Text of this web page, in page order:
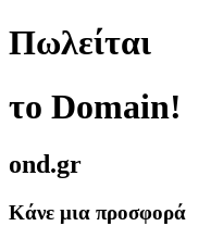
Πωλείται
το Domain!
ond.gr
Κάνε μια προσφορά